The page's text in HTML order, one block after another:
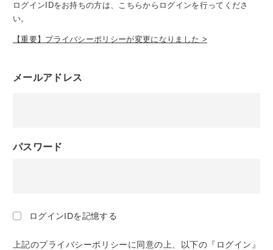
ログインIDをお持ちの方は、こちらからログインを行ってくださ
い。
【重要】プライバシーポリシーが変更になりました >
メールアドレス
パスワード
ログインIDを記憶する
上記のプライバシーポリシーに同意の上、以下の『ログイン』